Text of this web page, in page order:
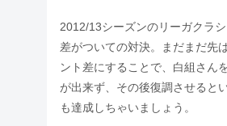
2012/13シーズンのリーガクラ
差がついての対決。まだまだ先
ント差にすることで、白組さん
が出来ず、その後復調させると
も達成しちゃいましょう。